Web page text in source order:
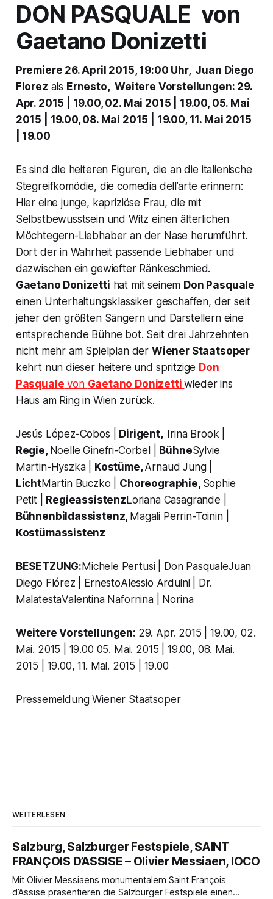
DON PASQUALE von
Gaetano Donizetti
Premiere 26. April 2015, 19:00 Uhr, Juan Diego
Florez als Ernesto, Weitere Vorstellungen: 29.
Apr. 2015 | 19.00, 02. Mai 2015 | 19.00, 05. Mai
2015 | 19.00, 08. Mai 2015 | 19.00, 11. Mai 2015
| 19.00
Es sind die heiteren Figuren, die an die italienische
Stegreifkomödie, die comedia dell’arte erinnern:
Hier eine junge, kapriziöse Frau, die mit
Selbstbewusstsein und Witz einen älterlichen
Möchtegern-Liebhaber an der Nase herumführt.
Dort der in Wahrheit passende Liebhaber und
dazwischen ein gewiefter Ränkeschmied.
Gaetano Donizetti hat mit seinem Don Pasquale
einen Unterhaltungsklassiker geschaffen, der seit
jeher den größten Sängern und Darstellern eine
entsprechende Bühne bot. Seit drei Jahrzehnten
nicht mehr am Spielplan der Wiener Staatsoper
kehrt nun dieser heitere und spritzige Don
Pasquale von Gaetano Donizettiwieder ins
Haus am Ring in Wien zurück.
Jesús López-Cobos | Dirigent, Irina Brook |
Regie, Noelle Ginefri-Corbel | BühneSylvie
Martin-Hyszka |
Kostüme,Arnaud Jung |
LichtMartin Buczko | Choreographie, Sophie
Petit |
Regieassistenz Loriana Casagrande |
Bühnenbildassistenz, Magali Perrin-Toinin |
Kostümassistenz
BESETZUNG: Michele Pertusi | Don PasqualeJuan
Diego Flórez |
ErnestoAlessio Arduini |
Dr.
MalatestaValentina Nafornina | Norina
Weitere Vorstellungen: 29. Apr. 2015 | 19.00, 02.
Mai. 2015 | 19.00 05. Mai. 2015 | 19.00, 08. Mai.
2015 | 19.00, 11. Mai. 2015 | 19.00
Pressemeldung Wiener Staatsoper
WEITERLESEN
Salzburg, Salzburger Festspiele, SAINT
FRANÇOIS D’ASSISE – Olivier Messiaen, IOCO
Mit Olivier Messiaens monumentalem Saint François
d’Assise präsentieren die Salzburger Festspiele einen